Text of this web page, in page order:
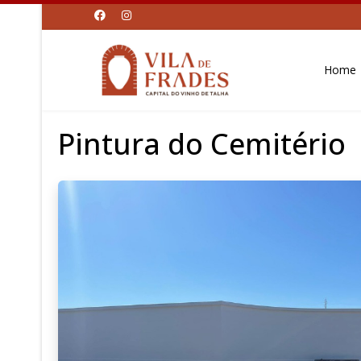
Home
Pintura do Cemitério